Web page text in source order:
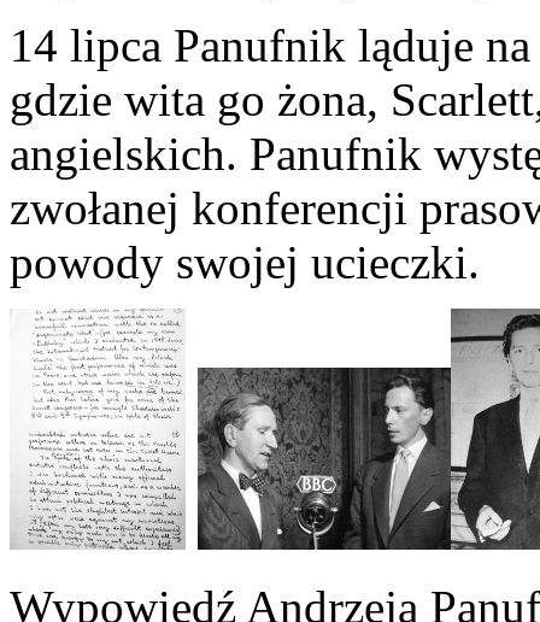
14 lipca Panufnik ląduje
gdzie wita go żona,
angielskich. Panufnik
zwołanej konferencji
powody swojej ucieczki.
Wypowiedź Andrzeja